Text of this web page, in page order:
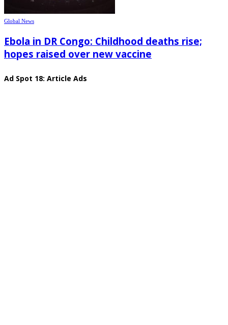
Global News
Ebola in DR Congo: Childhood deaths rise;
hopes raised over new vaccine
Ad Spot 18: Article Ads